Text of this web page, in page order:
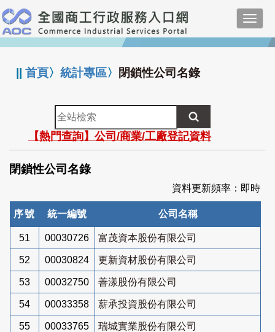
跳
到
主
要
:::
||首頁〉統計專區〉 閉鎖性公司名錄
全
站
檢
索
【熱門查詢】公司/商業/工廠登記資料
閉鎖性公司名錄
資料更新頻率：即時
序號 統一編號 公司名稱
51 00030726 富茂資本股份有限公司
52 00030824 更新資材股份有限公司
53 00032750 善漾股份有限公司
54 00033358 薪承投資股份有限公司
55 00033765 瑞城實業股份有限公司